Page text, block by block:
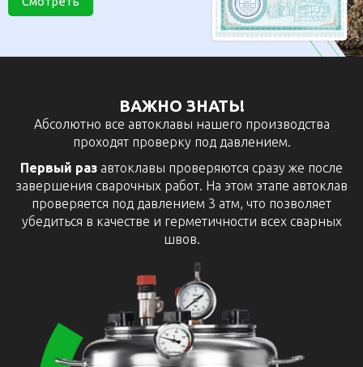
ВАЖНО ЗНАТЬ!
Абсолютно все автоклавы нашего производства
проходят проверку под давлением.
Первый раз автоклавы проверяются сразу же после
завершения сварочных работ. На этом этапе автоклав
проверяется под давлением 3 атм, что позволяет
убедиться в качестве и герметичности всех сварных
швов.